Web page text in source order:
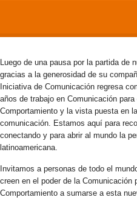
Luego de una pausa por la partida de
gracias a la generosidad de su
Iniciativa de Comunicación regresa
años de trabajo en Comunicación
Comportamiento y la vista puesta en
comunicación. Estamos aquí para
conectando y para abrir al mundo la
latinoamericana.
Invitamos a personas de todo el
creen en el poder de la Comunicación
Comportamiento a sumarse a esta